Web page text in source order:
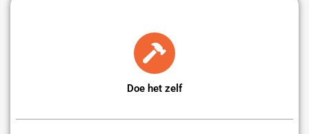
Doe het zelf